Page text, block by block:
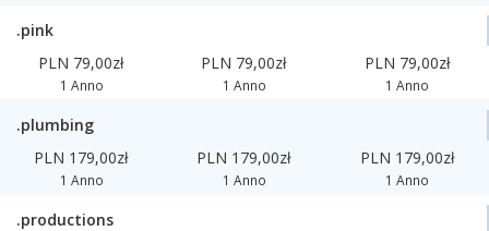
.pink
PLN 79,00zł
1 Anno
PLN 79,00zł
1 Anno
PLN 79,00zł
1 Anno
.plumbing
PLN 179,00zł
1 Anno
PLN 179,00zł
1 Anno
PLN 179,00zł
1 Anno
.productions